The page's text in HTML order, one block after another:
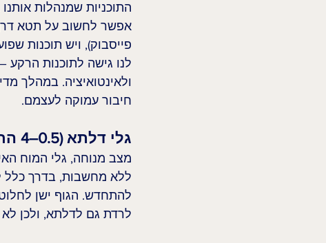
התוכניות שמנהלות אותנו
אפשר לחשוב על תטא דרך
פייסבוק), ויש תוכנות
לנו גישה לתוכנות הרקע
ולאינטואיציה. במהלך
חיבור עמוקה לעצמם.
גלי דלתא (0.5–4 הרץ)
מצב מנוחה, גלי המוח
ללא מחשבות, בדרך כלל
להתחדש. הגוף ישן
לרדת גם לדלתא, ולכן